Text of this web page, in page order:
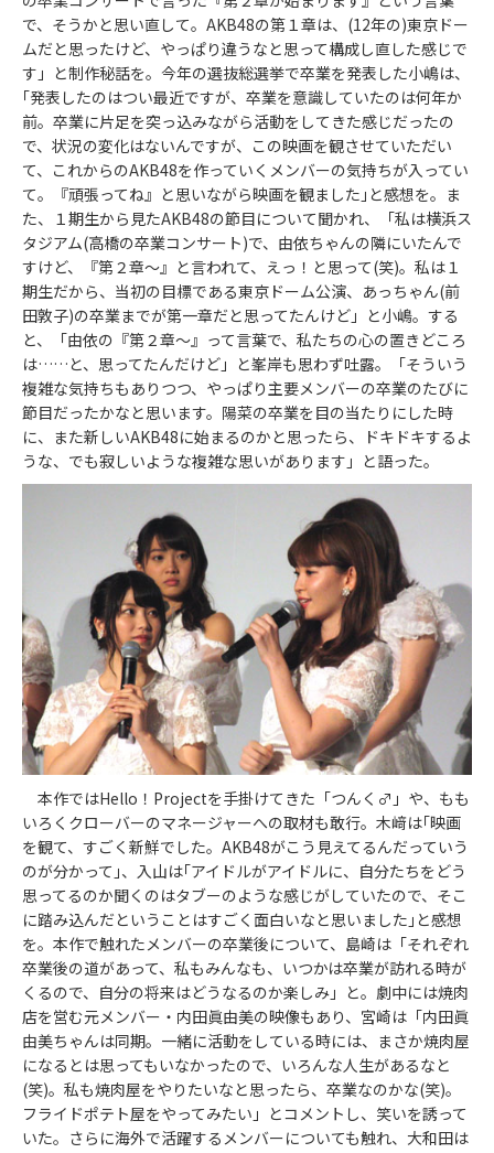
で、そうかと思い直して。AKB48の第１章は、(12年の)東京ドー
ムだと思ったけど、やっぱり違うなと思って構成し直した感じで
す」と制作秘話を。今年の選抜総選挙で卒業を発表した小嶋は、
｢発表したのはつい最近ですが、卒業を意識していたのは何年か
前。卒業に片足を突っ込みながら活動をしてきた感じだったの
で、状況の変化はないんですが、この映画を観させていただい
て、これからのAKB48を作っていくメンバーの気持ちが入ってい
て。『頑張ってね』と思いながら映画を観ました｣と感想を。ま
た、１期生から見たAKB48の節目について聞かれ、「私は横浜ス
タジアム(高橋の卒業コンサート)で、由依ちゃんの隣にいたんで
すけど、『第２章～』と言われて、えっ！と思って(笑)。私は１
期生だから、当初の目標である東京ドーム公演、あっちゃん(前
田敦子)の卒業までが第一章だと思ってたんけど」と小嶋。する
と、「由依の『第２章～』って言葉で、私たちの心の置きどころ
は……と、思ってたんだけど」と峯岸も思わず吐露。「そういう
複雑な気持ちもありつつ、やっぱり主要メンバーの卒業のたびに
節目だったかなと思います。陽菜の卒業を目の当たりにした時
に、また新しいAKB48に始まるのかと思ったら、ドキドキするよ
うな、でも寂しいような複雑な思いがあります」と語った。
本作ではHello！Projectを手掛けてきた「つんく♂」や、もも
いろくクローバーのマネージャーへの取材も敢行。木﨑は｢映画
を観て、すごく新鮮でした。AKB48がこう見えてるんだっていう
のが分かって｣、入山は｢アイドルがアイドルに、自分たちをどう
思ってるのか聞くのはタブーのような感じがしていたので、そこ
に踏み込んだということはすごく面白いなと思いました｣と感想
を。本作で触れたメンバーの卒業後について、島崎は「それぞれ
卒業後の道があって、私もみんなも、いつかは卒業が訪れる時が
くるので、自分の将来はどうなるのか楽しみ」と。劇中には焼肉
店を営む元メンバー・内田眞由美の映像もあり、宮崎は「内田眞
由美ちゃんは同期。一緒に活動をしている時には、まさか焼肉屋
になるとは思ってもいなかったので、いろんな人生があるなと
(笑)。私も焼肉屋をやりたいなと思ったら、卒業なのかな(笑)。
フライドポテト屋をやってみたい」とコメントし、笑いを誘って
いた。さらに海外で活躍するメンバーについても触れ、大和田は